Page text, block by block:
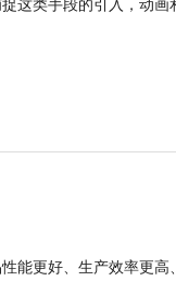
这类手段的引入，动
能更好、生产效率更